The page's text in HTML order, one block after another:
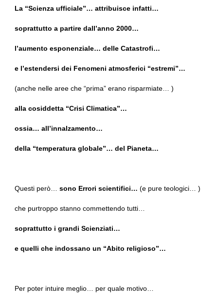
La “Scienza ufficiale”… attribuisce infatti…
soprattutto a partire dall’anno 2000…
l’aumento esponenziale… delle Catastrofi…
e l’estendersi dei Fenomeni atmosferici “estremi”…
(anche nelle aree che “prima” erano risparmiate… )
alla cosiddetta “Crisi Climatica”…
ossia… all’innalzamento…
della “temperatura globale”… del Pianeta…
Questi però… sono Errori scientifici… (e pure teologici… )
che purtroppo stanno commettendo tutti…
soprattutto i grandi Scienziati…
e quelli che indossano un “Abito religioso”…
Per poter intuire meglio… per quale motivo…